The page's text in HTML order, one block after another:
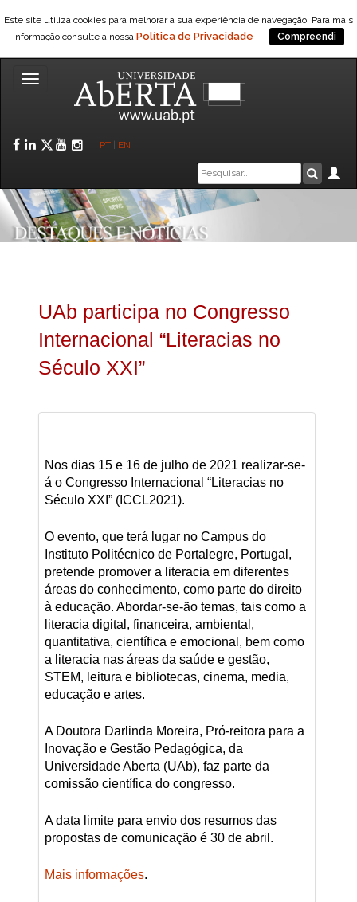
Este site utiliza cookies para melhorar a sua experiência de navegação. Para mais
informação consulte a nossa Política de Privacidade Compreendi
Toggle
Facebook
LinkedIn
Twitter
YouTube
Instagram
PT EN
Caixa
de
pesquisa
UAb participa no Congresso
Internacional “Literacias no
Século XXI”
Nos dias 15 e 16 de julho de 2021 realizar-se-
á o Congresso Internacional “Literacias no
Século XXI” (ICCL2021).
O evento, que terá lugar no Campus do
Instituto Politécnico de Portalegre, Portugal,
pretende promover a literacia em diferentes
áreas do conhecimento, como parte do direito
à educação. Abordar-se-ão temas, tais como a
literacia digital, financeira, ambiental,
quantitativa, científica e emocional, bem como
a literacia nas áreas da saúde e gestão,
STEM, leitura e bibliotecas, cinema, media,
educação e artes.
A Doutora Darlinda Moreira, Pró-reitora para a
Inovação e Gestão Pedagógica, da
Universidade Aberta (UAb), faz parte da
comissão científica do congresso.
A data limite para envio dos resumos das
propostas de comunicação é 30 de abril.
Mais informações.